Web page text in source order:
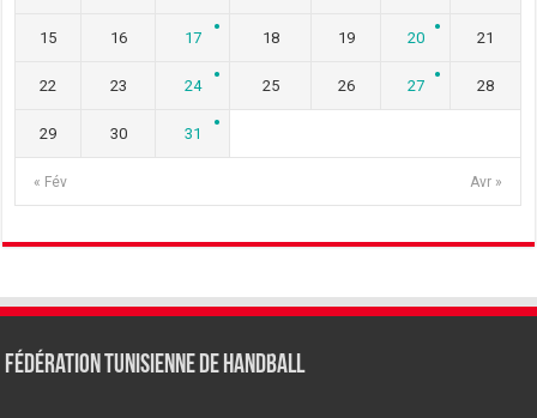
« Fév Avr »
15 16 17 18 19 20 21
22 23 24 25 26 27 28
29 30 31
Fédération tunisienne de Handball